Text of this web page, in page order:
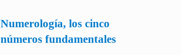
Numerología, los cinco
números fundamentales